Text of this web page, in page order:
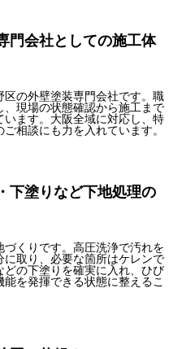
門会社としての施工体
の外壁塗装専門会社です。職
現場の状態確認から施工まで
ます。大阪全域に対応し、特
相談にも力を入れています。
下塗りなど下地処理の
くりです。高圧洗浄で汚れを
取り、必要な箇所はケレンで
の下塗りを確実に入れ、ひび
を発揮できる状態に整えるこ